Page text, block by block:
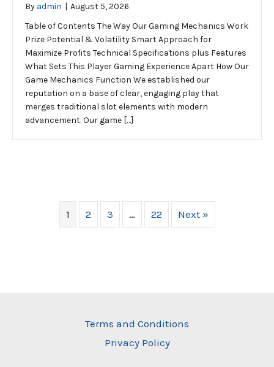
By admin | August 5, 2026
Table of Contents The Way Our Gaming Mechanics Work
Prize Potential & Volatility Smart Approach for
Maximize Profits Technical Specifications plus Features
What Sets This Player Gaming Experience Apart How Our
Game Mechanics Function We established our
reputation on a base of clear, engaging play that
merges traditional slot elements with modern
advancement. Our game […]
1 2 3 … 22 Next »
Terms and Conditions
Privacy Policy